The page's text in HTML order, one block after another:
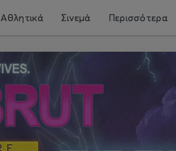
Αθλητικά Σινεμά Περισσότερα